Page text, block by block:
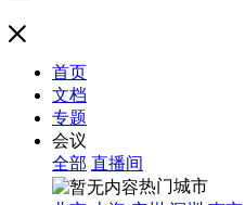
首页
文档
专题
会议
全部 直播间
热门城市